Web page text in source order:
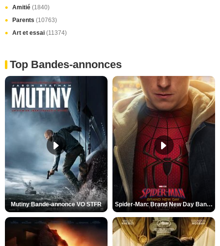
Amitié (1840)
Parents (10763)
Art et essai (11374)
Top Bandes-annonces
Mutiny Bande-annonce VO STFR Spider-Man: Brand New Day Bande-annonce VO STFR